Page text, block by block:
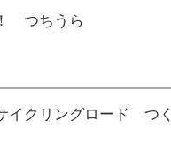
つちうら
イクリングロード つ